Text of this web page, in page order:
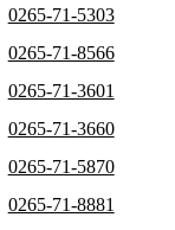
0265-71-5303
0265-71-8566
0265-71-3601
0265-71-3660
0265-71-5870
0265-71-8881